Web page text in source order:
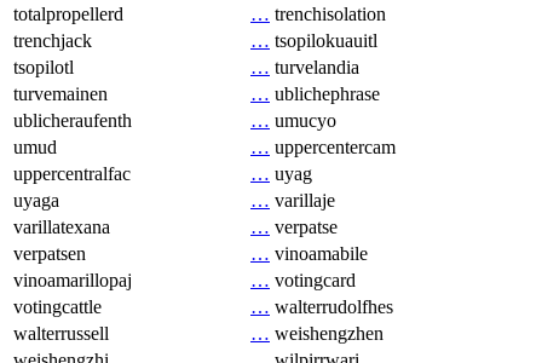
totalpropellerd
… trenchisolation
trenchjack
… tsopilokuauitl
tsopilotl
… turvelandia
turvemainen
… ublichephrase
ublicheraufenth
… umucyo
umud
… uppercentercam
uppercentralfac
… uyag
uyaga
… varillaje
varillatexana
… verpatse
verpatsen
… vinoamabile
vinoamarillopaj
… votingcard
votingcattle
… walterrudolfhes
walterrussell
… weishengzhen